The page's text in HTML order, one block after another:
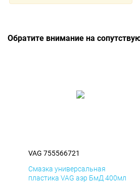
Обратите внимание на
VAG 755566721
Смазка универсальная
пластика VAG аэр БмД 400мл